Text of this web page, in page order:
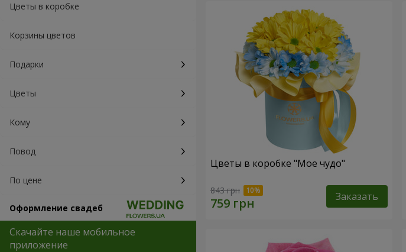
Цветы в коробке
Корзины цветов
Подарки
Цветы
Кому
Повод
По цене
Оформление свадеб
Скачайте наше мобильное
приложение
Цветы в коробке "Мое чудо"
843 грн Заказать